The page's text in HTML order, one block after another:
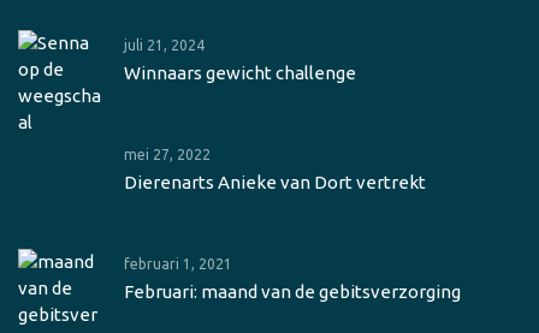
juli 21, 2024
Winnaars gewicht challenge
mei 27, 2022
Dierenarts Anieke van Dort vertrekt
februari 1, 2021
Februari: maand van de gebitsverzorging